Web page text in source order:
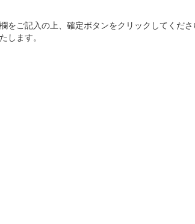
をご記入の上、確定ボタンをクリックしてくだ
します。